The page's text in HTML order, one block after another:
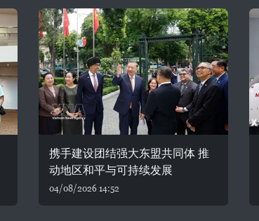
携手建设团结强大东盟共同体 推
动地区和平与可持续发展
04/08/2026 14:52